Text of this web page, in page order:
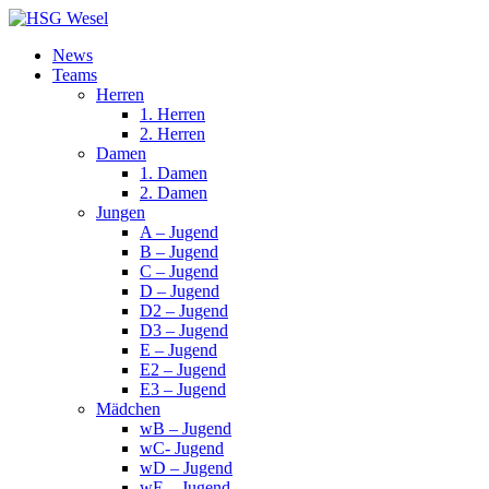
News
Teams
Herren
1. Herren
2. Herren
Damen
1. Damen
2. Damen
Jungen
A – Jugend
B – Jugend
C – Jugend
D – Jugend
D2 – Jugend
D3 – Jugend
E – Jugend
E2 – Jugend
E3 – Jugend
Mädchen
wB – Jugend
wC- Jugend
wD – Jugend